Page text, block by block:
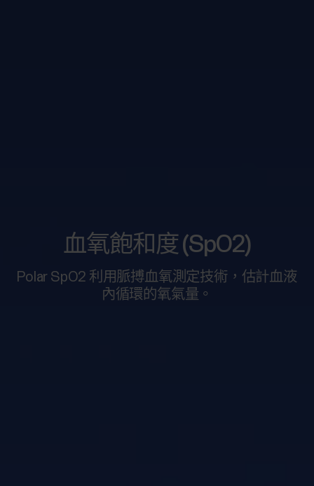
血氧飽和度 (SpO2)
Polar SpO2 利用脈搏血氧測定技術，估計血液
內循環的氧氣量。